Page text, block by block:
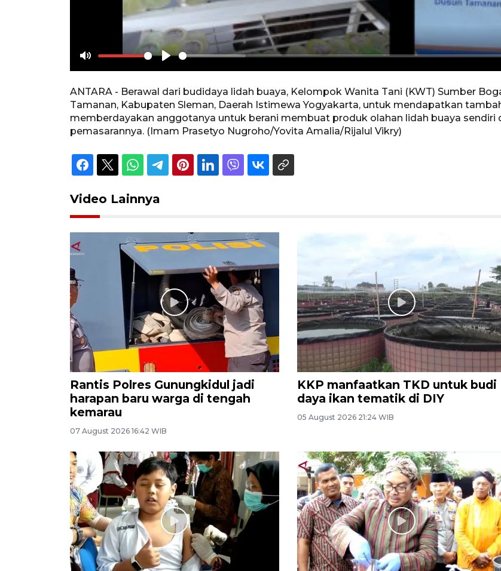
Mute Play
ANTARA - Berawal dari budidaya lidah buaya, Kelompok Wanita Tani (KWT) Sumber
Tamanan, Kabupaten Sleman, Daerah Istimewa Yogyakarta, untuk mendapatkan
memberdayakan anggotanya untuk berani membuat produk olahan lidah buaya
pemasarannya. (Imam Prasetyo Nugroho/Yovita Amalia/Rijalul Vikry)
Video Lainnya
Rantis Polres Gunungkidul jadi
harapan baru warga di tengah
kemarau
07 August 2026 16:42 WIB
KKP manfaatkan TKD untuk budi
daya ikan tematik di DIY
05 August 2026 21:24 WIB